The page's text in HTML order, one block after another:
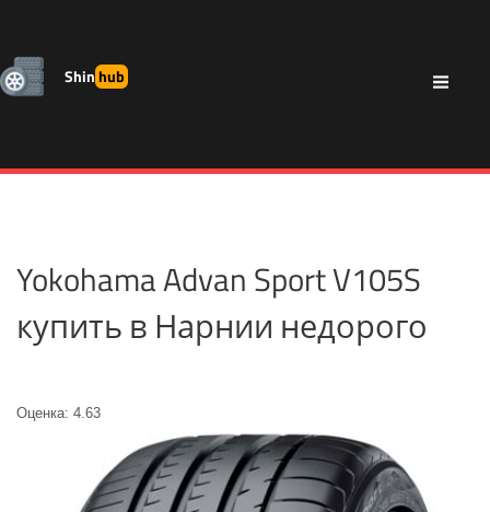
Shinhub
Yokohama Advan Sport V105S
купить в Нарнии недорого
Оценка: 4.63